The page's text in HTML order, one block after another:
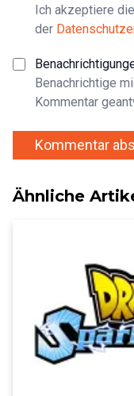
Ich akzeptiere
der
Benachrichtige
Kommentar
Kommentar
Ähnliche